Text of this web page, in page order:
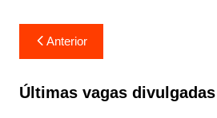
Navegação
de
Post
Anterior
Últimas vagas divulgadas